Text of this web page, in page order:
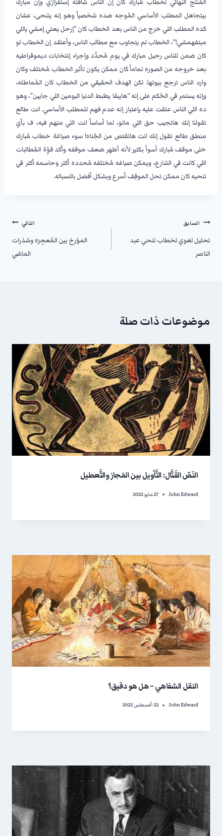
بيتجاهل المطلب الأساسي المُوجه ضده شخصياً وهو إنه يتنحى، عشان
كده المطلب اللي خرج من الناس بعد الخطاب كان “إرحل يعني إمشي ياللي
مبتفهمشي!”، الخطاب لم يتجاوب مع مطالب الناس، وأعتقد إن الخطاب لو
كان ضمن للناس رحيل مبارك في يوم مُحدَّد وإجراء إنتخابات ديموقراطيه
بعد خروجه من الصوره تماماً كان ممكن يكون تأثير الخطاب مُختلف وكان
وارد الناس ترجع بيوتها. لكن الهدف الحقيقي من الخطاب كان المُماطله،
وإنه يستمر في الحُكم على إنه “هايبقا يظبط الدنيا اليومين اللي جايين”، وهو
ده اللي الناس علقت عليه بإعتبار إنه عدم فهم للمطلب الأساسي. انت طالع
تقولنا إنك هاتجيب حق اللي ماتو، لما أساساً انت اللي متهم فيه، ف بأي
منطق طالع تقول إنك انت هاتقتص من الجُناه! سوء صياغة خطاب مُبارك
خلى موقف مُبارك أسوأ بكتير لأنه أظهر ضعف موقفه وأكد قوِّة المُطالبات
اللي كانت في الشارع، ويمكن صياغه مُختلفه مُحدده أكتر وحاسمه أكتر في
تنحيه كان ممكن تحل الموقِف أسرع وبشكل أفضل بالنسباله.
السابق
تحليل لغوي لخطاب تنحي عبد
الناصر
التالي
المؤرخ بين المُعجِزه وشذرات
الماضي
موضوعات ذات صلة
النَصّ القَتَّال: التَّأويل بين المَجاز والتَّعطيل
John Edward 27 مايو 2022
النقل الشفاهي – هل هو دقيق؟
John Edward 22 أغسطس 2022